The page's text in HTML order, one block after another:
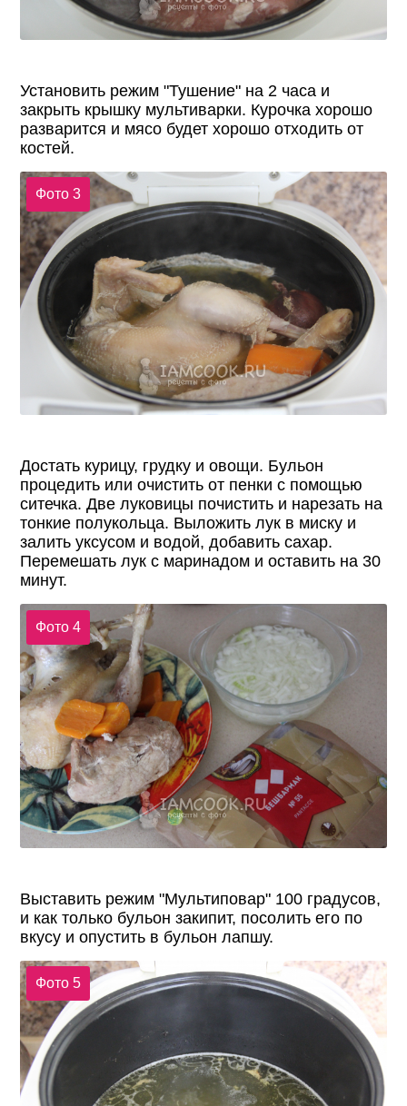
Установить режим "Тушение" на 2 часа и
закрыть крышку мультиварки. Курочка хорошо
разварится и мясо будет хорошо отходить от
костей.
Фото 3
Достать курицу, грудку и овощи. Бульон
процедить или очистить от пенки с помощью
ситечка. Две луковицы почистить и нарезать на
тонкие полукольца. Выложить лук в миску и
залить уксусом и водой, добавить сахар.
Перемешать лук с маринадом и оставить на 30
минут.
Фото 4
Выставить режим "Мультиповар" 100 градусов,
и как только бульон закипит, посолить его по
вкусу и опустить в бульон лапшу.
Фото 5